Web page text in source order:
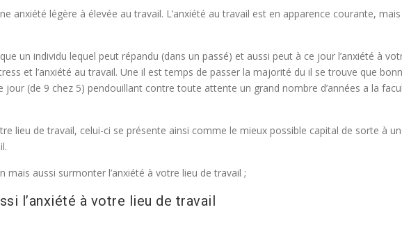
anxiété légère à élevée au travail. L’anxiété au travail est en apparence courante,
un individu lequel peut répandu (dans un passé) et aussi peut à ce jour l’anxiété à
et l’anxiété au travail. Une il est temps de passer la majorité du il se trouve que
(de 9 chez 5) pendouillant contre toute attente un grand nombre d’années a la
lieu de travail, celui-ci se présente ainsi comme le mieux possible capital de sorte à
aussi surmonter l’anxiété à votre lieu de travail ;
l’anxiété à votre lieu de travail